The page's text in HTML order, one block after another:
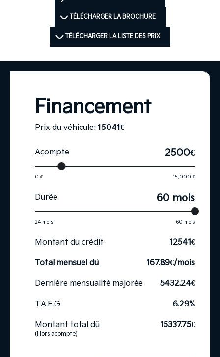
TÉLÉCHARGER LA BROCHURE
TÉLÉCHARGER LA LISTE DES PRIX
Financement
Prix du véhicule: 15041 €
Acompte 2500€
0 € 15,000 €
Durée 60 mois
24 mois 60 mois
Montant du crédit 12541€
Total mensuel dû 167.89€/mois
Dernière mensualité majorée 5432.24€
T.A.E.G 6.29%
Montant total dû
(Hors acompte)
15337.75€